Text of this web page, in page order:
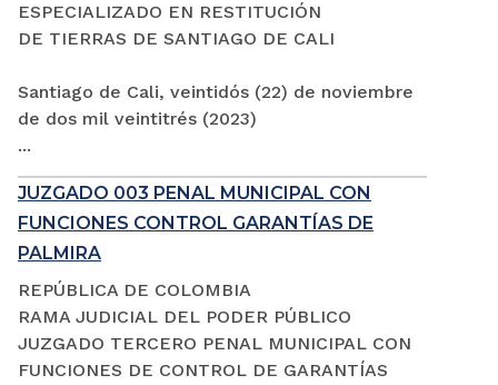
ESPECIALIZADO EN RESTITUCIÓN
DE TIERRAS DE SANTIAGO DE CALI
Santiago de Cali, veintidós (22) de noviembre
de dos mil veintitrés (2023)
...
JUZGADO 003 PENAL MUNICIPAL CON
FUNCIONES CONTROL GARANTÍAS DE
PALMIRA
REPÚBLICA DE COLOMBIA
RAMA JUDICIAL DEL PODER PÚBLICO
JUZGADO TERCERO PENAL MUNICIPAL CON
FUNCIONES DE CONTROL DE GARANTÍAS